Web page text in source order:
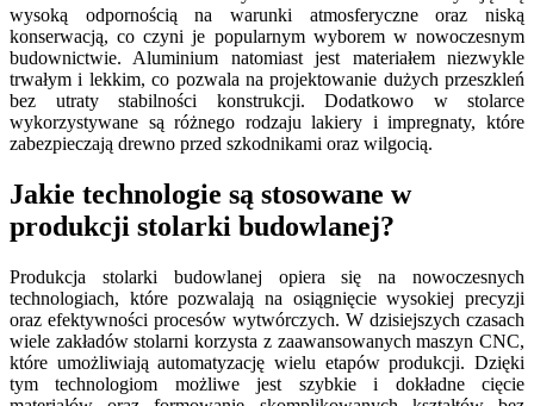
wysoką odpornością na warunki atmosferyczne oraz niską
konserwacją, co czyni je popularnym wyborem w nowoczesnym
budownictwie. Aluminium natomiast jest materiałem niezwykle
trwałym i lekkim, co pozwala na projektowanie dużych przeszkleń
bez utraty stabilności konstrukcji. Dodatkowo w stolarce
wykorzystywane są różnego rodzaju lakiery i impregnaty, które
zabezpieczają drewno przed szkodnikami oraz wilgocią.
Jakie technologie są stosowane w
produkcji stolarki budowlanej?
Produkcja stolarki budowlanej opiera się na nowoczesnych
technologiach, które pozwalają na osiągnięcie wysokiej precyzji
oraz efektywności procesów wytwórczych. W dzisiejszych czasach
wiele zakładów stolarni korzysta z zaawansowanych maszyn CNC,
które umożliwiają automatyzację wielu etapów produkcji. Dzięki
tym technologiom możliwe jest szybkie i dokładne cięcie